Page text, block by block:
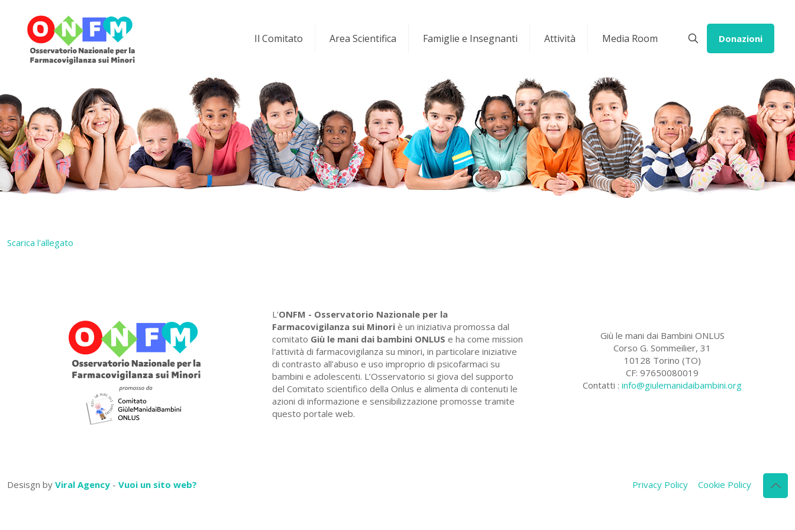
Il Comitato Area Scientifica Famiglie e Insegnanti Attività Media Room Donazioni
Scarica l'allegato
L'ONFM - Osservatorio Nazionale per la
Farmacovigilanza sui Minori è un iniziativa promossa dal
comitato Giù le mani dai bambini ONLUS e ha come mission
l'attività di farmacovigilanza su minori, in particolare iniziative
di contrasto all’abuso e uso improprio di psicofarmaci su
bambini e adolescenti. L’Osservatorio si giova del supporto
del Comitato scientifico della Onlus e alimenta di contenuti le
azioni di informazione e sensibilizzazione promosse tramite
questo portale web.
Giù le mani dai Bambini ONLUS
Corso G. Sommeilier, 31
10128 Torino (TO)
CF: 97650080019
Contatti :info@giulemanidaibambini.org
Desisgn by Viral Agency - Vuoi un sito web? Privacy Policy Cookie Policy